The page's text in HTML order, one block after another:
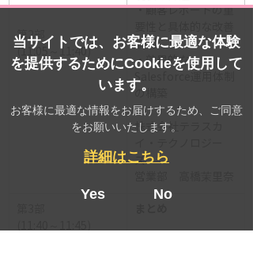
第2部
11:05～11:40)
・顧客レポートの重
事例
・効果的な
Salesforce運用体制
の構築
株式会社テラスカ
ズ
当サイトでは、お客様に最適な体験
を提供するためにCookieを使用して
います。
お客様に最適な情報をお届けするため、ご同意
をお願いいたします。
詳細はこちら
Yes No